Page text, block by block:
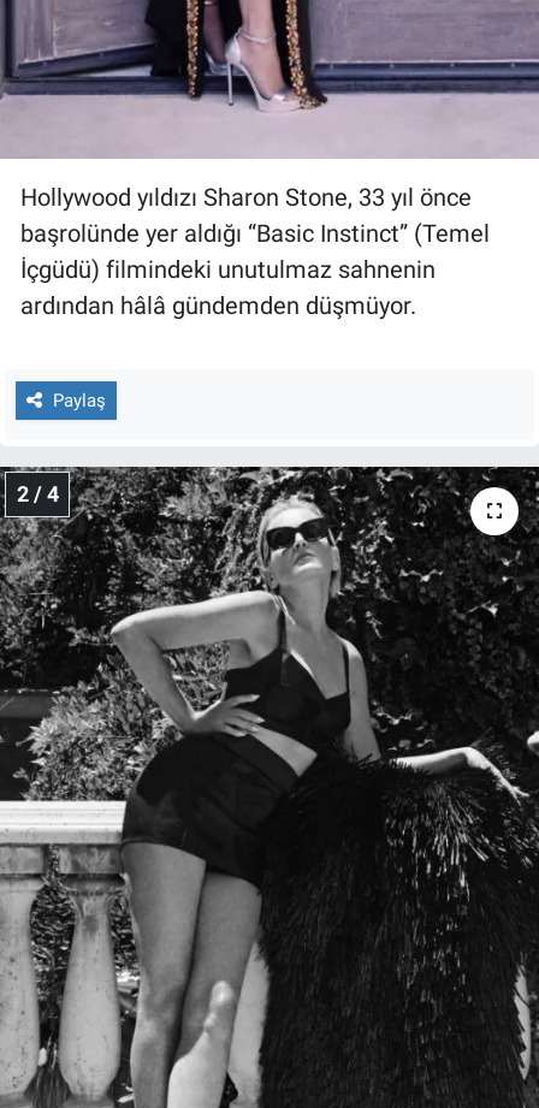
Hollywood yıldızı Sharon Stone, 33 yıl önce
başrolünde yer aldığı “Basic Instinct” (Temel
İçgüdü) filmindeki unutulmaz sahnenin
ardından hâlâ gündemden düşmüyor.
Paylaş
2 / 4
Programlar
Sağlık
Spor
Teknoloji
Türkiye'nin Geleceği
Yerel Gündem
Yerel Yaşam
Canlı Yayın